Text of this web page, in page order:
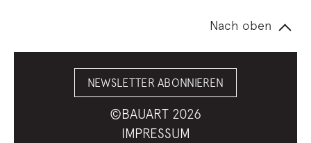
Nach oben
NEWSLETTER ABONNIEREN
©BAUART 2026
IMPRESSUM